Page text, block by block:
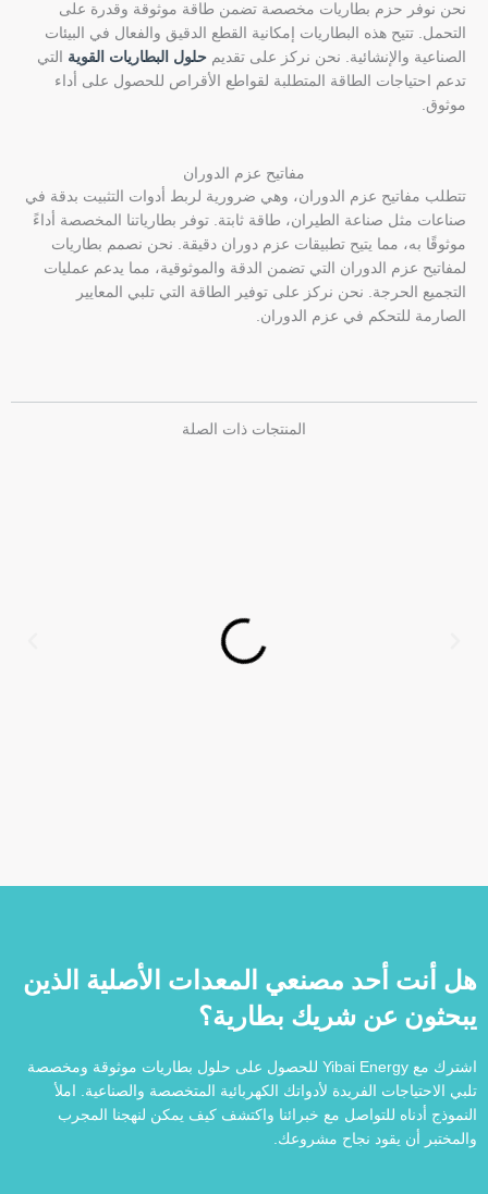
نحن نوفر حزم بطاريات مخصصة تضمن طاقة موثوقة وقدرة على
التحمل. تتيح هذه البطاريات إمكانية القطع الدقيق والفعال في البيئات
الصناعية والإنشائية. نحن نركز على تقديم حلول البطاريات القوية التي
تدعم احتياجات الطاقة المتطلبة لقواطع الأقراص للحصول على أداء
موثوق.
مفاتيح عزم الدوران
تتطلب مفاتيح عزم الدوران، وهي ضرورية لربط أدوات التثبيت بدقة في
صناعات مثل صناعة الطيران، طاقة ثابتة. توفر بطارياتنا المخصصة أداءً
موثوقًا به، مما يتيح تطبيقات عزم دوران دقيقة. نحن نصمم بطاريات
لمفاتيح عزم الدوران التي تضمن الدقة والموثوقية، مما يدعم عمليات
التجميع الحرجة. نحن نركز على توفير الطاقة التي تلبي المعايير
الصارمة للتحكم في عزم الدوران.
المنتجات ذات الصلة
هل أنت أحد مصنعي المعدات الأصلية الذين
يبحثون عن شريك بطارية؟
اشترك مع Yibai Energy للحصول على حلول بطاريات موثوقة ومخصصة
تلبي الاحتياجات الفريدة لأدواتك الكهربائية المتخصصة والصناعية. املأ
النموذج أدناه للتواصل مع خبرائنا واكتشف كيف يمكن لنهجنا المجرب
والمختبر أن يقود نجاح مشروعك.